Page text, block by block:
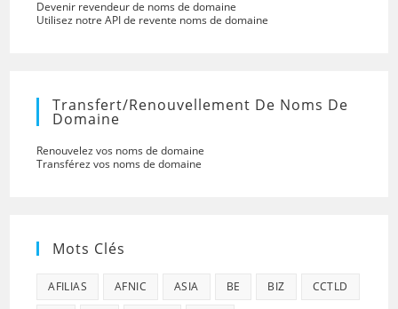
Devenir revendeur de noms de domaine
Utilisez notre API de revente noms de domaine
Transfert/renouvellement De Noms De
Domaine
Renouvelez vos noms de domaine
Transférez vos noms de domaine
Mots Clés
AFILIAS AFNIC ASIA BE BIZ CCTLD